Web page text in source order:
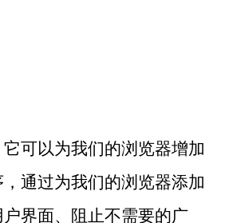
可以为我们的浏览器增加
通过为我们的浏览器添加
界面、阻止不需要的广